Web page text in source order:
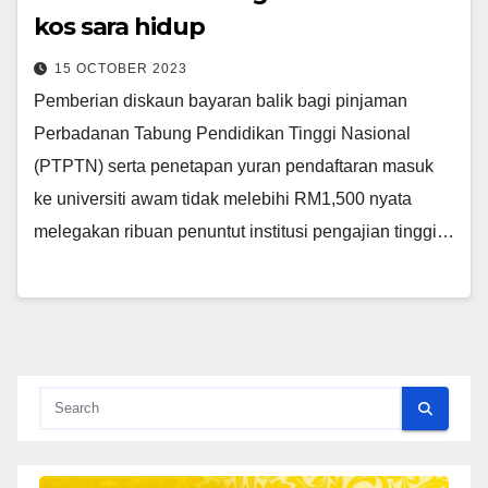
kos sara hidup
15 OCTOBER 2023
Pemberian diskaun bayaran balik bagi pinjaman
Perbadanan Tabung Pendidikan Tinggi Nasional
(PTPTN) serta penetapan yuran pendaftaran masuk
ke universiti awam tidak melebihi RM1,500 nyata
melegakan ribuan penuntut institusi pengajian tinggi…